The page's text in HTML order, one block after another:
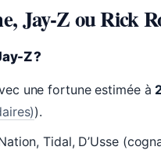
Jay-Z ou Rick
Z ?
une fortune estimée à
).
Tidal, D’Usse